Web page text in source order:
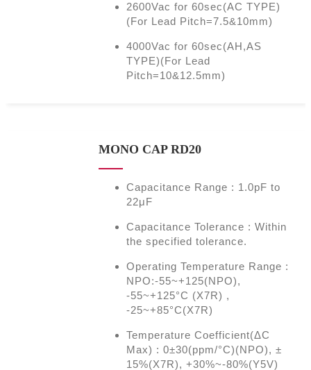
2600Vac for 60sec(AC TYPE)
(For Lead Pitch=7.5&10mm)
4000Vac for 60sec(AH,AS
TYPE)(For Lead
Pitch=10&12.5mm)
MONO CAP RD20
Capacitance Range : 1.0pF to
22μF
Capacitance Tolerance : Within
the specified tolerance.
Operating Temperature Range :
NPO:-55~+125(NPO),
-55~+125°C (X7R) ,
-25~+85°C(X7R)
Temperature Coefficient(ΔC
Max) : 0±30(ppm/°C)(NPO), ±
15%(X7R), +30%~-80%(Y5V)